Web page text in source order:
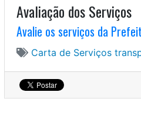
Avaliação dos Serviços
Avalie os serviços da
Carta de Serviços